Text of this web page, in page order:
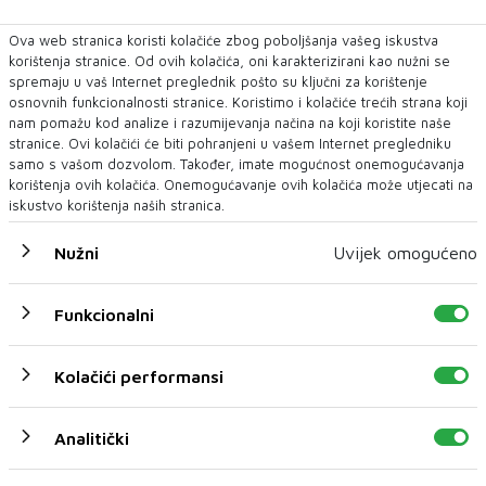
Ova web stranica koristi kolačiće zbog poboljšanja vašeg iskustva
korištenja stranice. Od ovih kolačića, oni karakterizirani kao nužni se
spremaju u vaš Internet preglednik pošto su ključni za korištenje
osnovnih funkcionalnosti stranice. Koristimo i kolačiće trećih strana koji
nam pomažu kod analize i razumijevanja načina na koji koristite naše
stranice. Ovi kolačići će biti pohranjeni u vašem Internet pregledniku
samo s vašom dozvolom. Također, imate mogućnost onemogućavanja
korištenja ovih kolačića. Onemogućavanje ovih kolačića može utjecati na
iskustvo korištenja naših stranica.
Nužni Uvijek omogućeno
Funkcionalni
Kolačići performansi
Analitički